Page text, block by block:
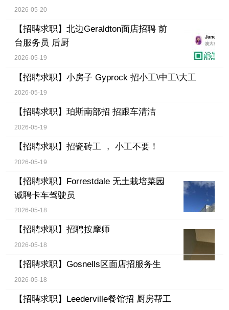
2026-05-20
【招聘求职】 北边Geraldton面店招聘 前
台服务员 后厨
2026-05-19
【招聘求职】 小房子 Gyprock 招小工\中工\大工
2026-05-19
【招聘求职】 珀斯南部招 招跟车清洁
2026-05-19
【招聘求职】 招瓷砖工 ， 小工不要！
2026-05-19
【招聘求职】 Forrestdale 无土栽培菜园
诚聘卡车驾驶员
2026-05-18
【招聘求职】 招聘按摩师
2026-05-18
【招聘求职】 Gosnells区面店招服务生
2026-05-18
【招聘求职】 Leederville餐馆招 厨房帮工